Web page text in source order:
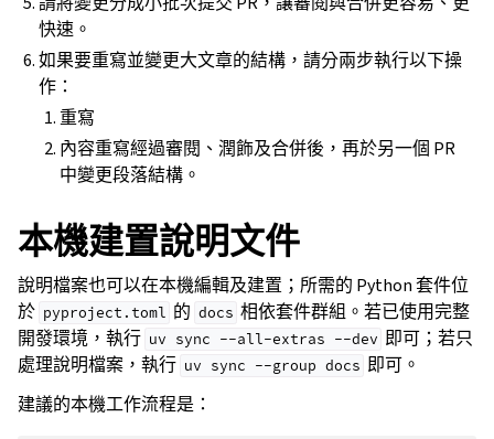
快速。
如果要重寫並變更大文章的結構，請分兩步執行以下操
作：
重寫
內容重寫經過審閱、潤飾及合併後，再於另一個 PR
中變更段落結構。
本機建置說明文件
說明檔案也可以在本機編輯及建置；所需的 Python 套件位
於 pyproject.toml 的 docs 相依套件群組。若已使用完整
開發環境，執行 uv sync --all-extras --dev 即可；若只
處理說明檔案，執行 uv sync --group docs 即可。
建議的本機工作流程是：